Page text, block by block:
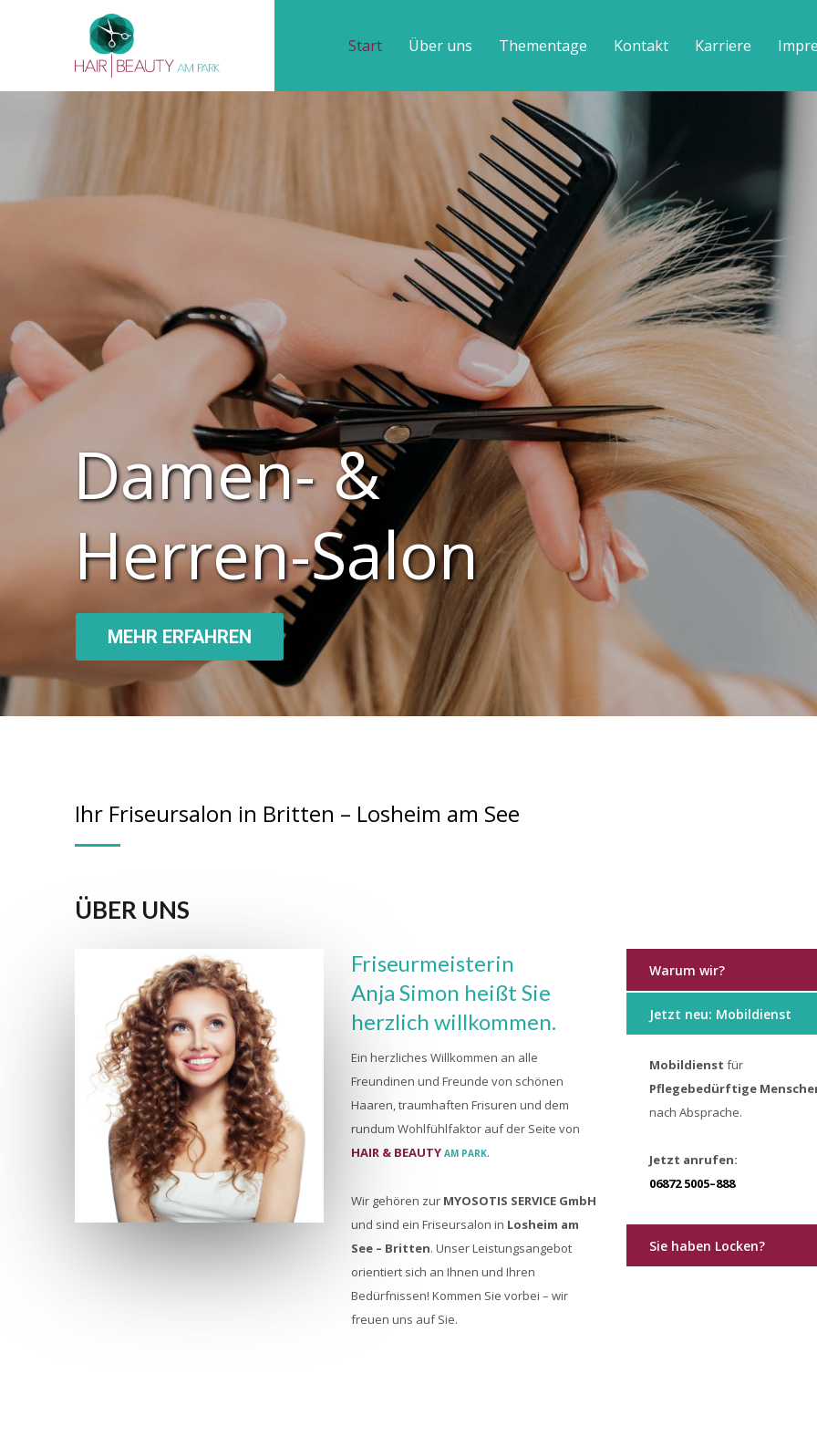
Start Über uns Thementage Kontakt Karriere
Damen- &
MEHR ERFAHREN
Herren-Salon
Ihr Friseursalon in Britten – Losheim am See
ÜBER UNS
Friseurmeisterin
Anja Simon heißt Sie
herzlich willkommen.
Ein herzliches Willkommen an alle
Freundinen und Freunde von schönen
Haaren, traumhaften Frisuren und dem
rundum Wohlfühlfaktor auf der Seite von
HAIR & BEAUTY AM PARK.
Wir gehören zurMYOSOTIS SERVICE GmbH
und sind ein Friseursalon in Losheim am
See – Britten. Unser Leistungsangebot
orientiert sich an Ihnen und Ihren
Bedürfnissen! Kommen Sie vorbei – wir
freuen uns auf Sie.
Warum wir?
Jetzt neu: Mobildienst
Mobildienst für
Pflegebedürftige
nach Absprache.
Jetzt anrufen:
06872 5005–888
Sie haben Locken?